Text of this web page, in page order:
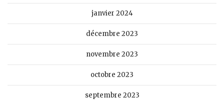
janvier 2024
décembre 2023
novembre 2023
octobre 2023
septembre 2023